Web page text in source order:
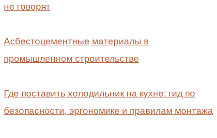
не говорят
Асбестоцементные материалы в
промышленном строительстве
Где поставить холодильник на кухне: гид по
безопасности, эргономике и правилам монтажа